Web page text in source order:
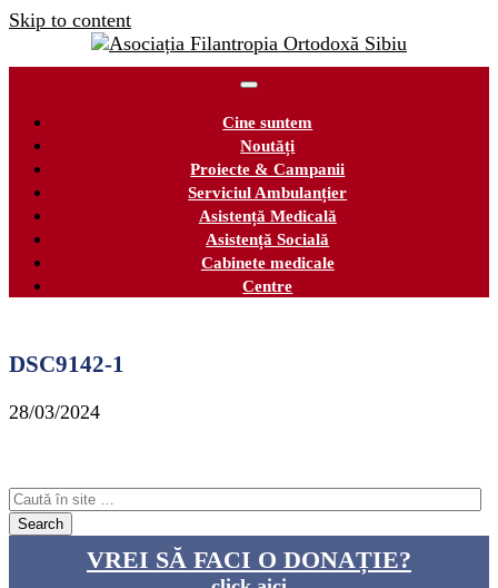
Skip to content
Cine suntem
Noutăți
Proiecte & Campanii
Serviciul Ambulanțier
Asistență Medicală
Asistență Socială
Cabinete medicale
Centre
DSC9142-1
28/03/2024
VREI SĂ FACI O DONAȚIE?